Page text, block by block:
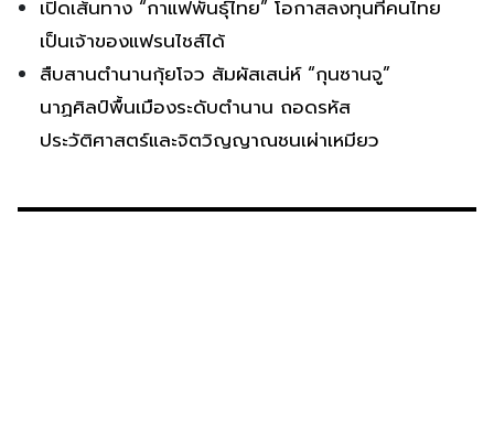
เปิดเส้นทาง “กาแฟพันธุ์ไทย” โอกาสลงทุนที่คนไทย
เป็นเจ้าของแฟรนไชส์ได้
สืบสานตำนานกุ้ยโจว สัมผัสเสน่ห์ “กุนซานจู”
นาฏศิลป์พื้นเมืองระดับตำนาน ถอดรหัส
ประวัติศาสตร์และจิตวิญญาณชนเผ่าเหมียว